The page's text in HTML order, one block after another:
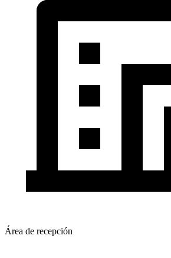
Área de recepción